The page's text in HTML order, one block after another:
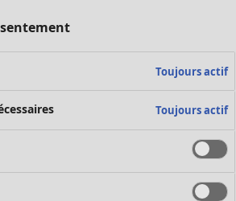
Toujours actif
Toujours actif